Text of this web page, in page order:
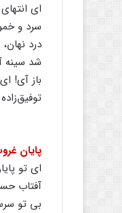
ای‌
سرد و
درد
شد سینه‌
باز آی‌!
پایان‌
ای‌ تو
آفتاب‌
بی‌ تو